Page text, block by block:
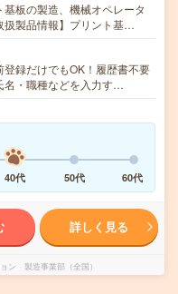
板の製造、機械オペレータ
扱製品情報】プリント基…
録だけでもOK！履歴書不要
・職種などを入力す…
40代 50代 60代
詳しく見る
ン 製造事業部（全国）